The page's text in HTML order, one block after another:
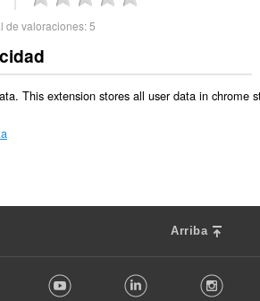
de valoraciones:5
This extension stores all user data in chrome
Arriba
Youtube LinkedIn